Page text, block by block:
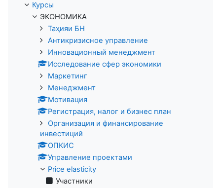
Курсы
ЭКОНОМИКА
Таҳияи БН
Антикризисное управление
Инновационный менеджмент
Исследование сфер экономики
Маркетинг
Менеджмент
Мотивация
Регистрация, налог и бизнес план
Организация и финансирование
инвестиций
ОПКИС
Управление проектами
Price elasticity
Участники